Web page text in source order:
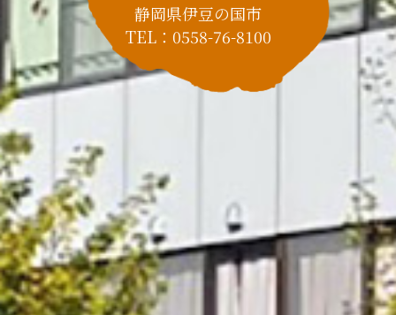
静岡県伊豆の国市
TEL： 0558-76-8100